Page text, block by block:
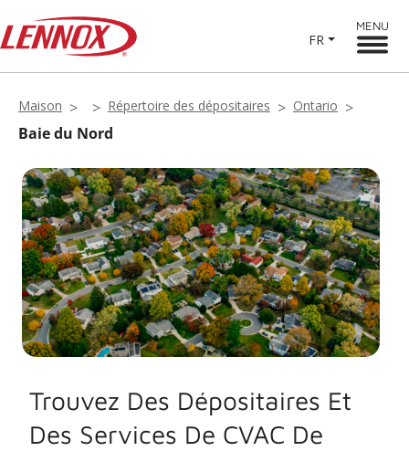
FR
MENU
Maison Répertoire des dépositaires Ontario
Baie du Nord
Trouvez Des Dépositaires Et
Des Services De CVAC De